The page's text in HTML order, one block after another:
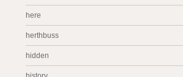
here
herthbuss
hidden